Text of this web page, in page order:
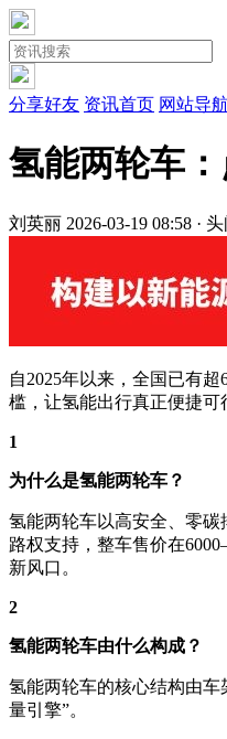
分享好友 资讯首页 网站导航
氢能两轮车
刘英丽 2026-03-19 08:58 ·
自2025年以来，全国已有
槛，让氢能出行真正便捷可
1
为什么是氢能两轮车？
氢能两轮车以高安全、零
路权支持，整车售价在
新风口。
2
氢能两轮车由什么构成？
氢能两轮车的核心结构由
量引擎”。